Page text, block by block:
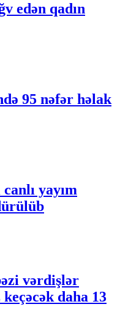
edən qadın
95 nəfər həlak
yayım
vərdişlər
daha 13